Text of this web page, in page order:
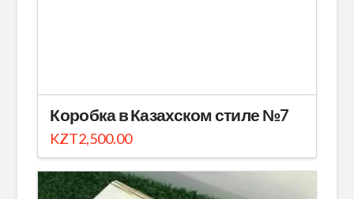
Коробка в Казахском стиле №7
KZT2,500.00